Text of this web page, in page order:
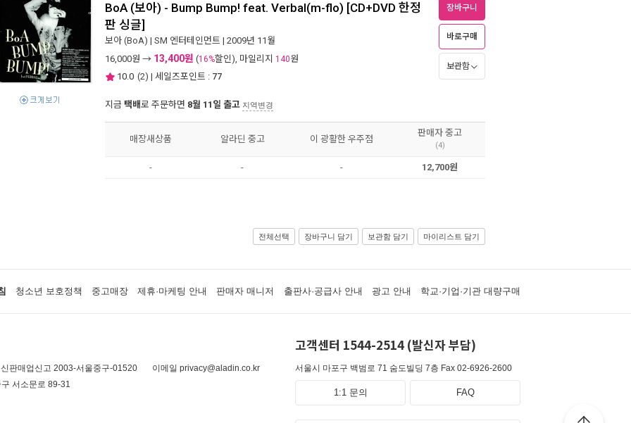
BoA (보아) - Bump Bump! feat. Verbal(m-flo) [CD+DVD 한정
판 싱글]
보아 (BoA) | SM 엔터테인먼트 | 2009년 11월
16,000원 → 13,400원 (16%할인), 마일리지 140원
10.0 (2) | 세일즈포인트 : 77
지금 택배로 주문하면 8월 11일 출고 지역변경
장바구니
바로구매
보관함
매장새상품 알라딘 중고 이 광활한 우주점
판매자 중고
(4)
- - - 12,700원
전체선택 장바구니 담기 보관함 담기 마이리스트 담기
청소년 보호정책 중고매장 제휴·마케팅 안내 판매자 매니저 출판사·공급사 안내 광고 안내 학교·기업·기관 대량구매
판매업신고 2003-서울중구-01520
이메일 privacy@aladin.co.kr
서소문로 89-31
고객센터 1544-2514 (발신자 부담)
서울시 마포구 백범로 71 숨도빌딩 7층 Fax 02-6926-2600
1:1 문의 FAQ